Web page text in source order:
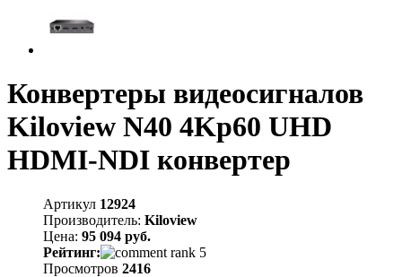
Конвертеры видеосигналов
Kiloview N40 4Kp60 UHD
HDMI-NDI конвертер
Артикул 12924
Производитель: Kiloview
Цена: 95 094 руб.
Рейтинг:
Просмотров 2416